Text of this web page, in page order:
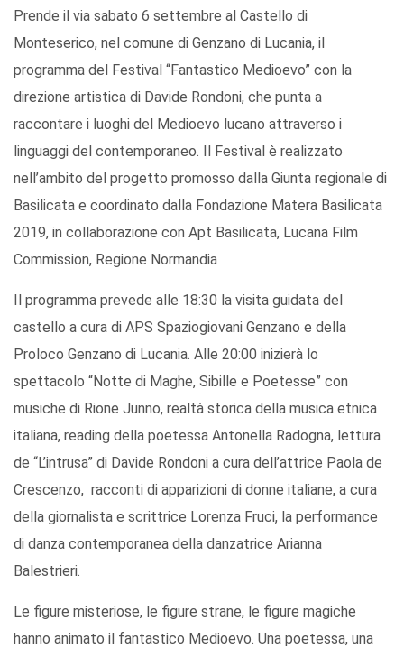
Prende il via sabato 6 settembre al Castello di
Monteserico, nel comune di Genzano di Lucania, il
programma del Festival “Fantastico Medioevo” con la
direzione artistica di Davide Rondoni, che punta a
raccontare i luoghi del Medioevo lucano attraverso i
linguaggi del contemporaneo. Il Festival è realizzato
nell’ambito del progetto promosso dalla Giunta regionale di
Basilicata e coordinato dalla Fondazione Matera Basilicata
2019, in collaborazione con Apt Basilicata, Lucana Film
Commission, Regione Normandia
Il programma prevede alle 18:30 la visita guidata del
castello a cura di APS Spaziogiovani Genzano e della
Proloco Genzano di Lucania. Alle 20:00 inizierà lo
spettacolo “Notte di Maghe, Sibille e Poetesse” con
musiche di Rione Junno, realtà storica della musica etnica
italiana, reading della poetessa Antonella Radogna, lettura
de “L’intrusa” di Davide Rondoni a cura dell’attrice Paola de
Crescenzo, racconti di apparizioni di donne italiane, a cura
della giornalista e scrittrice Lorenza Fruci, la performance
di danza contemporanea della danzatrice Arianna
Balestrieri.
Le figure misteriose, le figure strane, le figure magiche
hanno animato il fantastico Medioevo. Una poetessa, una